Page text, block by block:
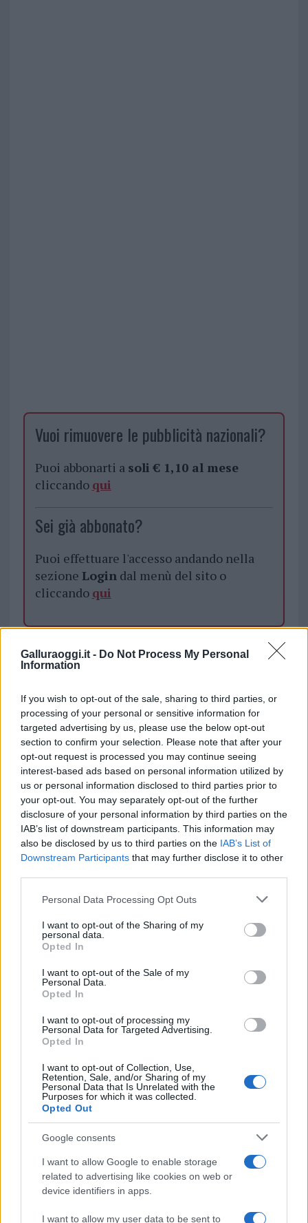
Galluraoggi.it - Do Not Process My Personal
Information
If you wish to opt-out of the sale, sharing to third parties, or
processing of your personal or sensitive information for
targeted advertising by us, please use the below opt-out
section to confirm your selection. Please note that after your
opt-out request is processed you may continue seeing
interest-based ads based on personal information utilized by
us or personal information disclosed to third parties prior to
your opt-out. You may separately opt-out of the further
disclosure of your personal information by third parties on the
IAB’s list of downstream participants. This information may
also be disclosed by us to third parties on the IAB’s List of
Downstream Participants that may further disclose it to other
Please note that this website/app uses one or more Google
not limited to your visit or usage behaviour. You may click to
grant or deny consent to Google and its third-party tags to
use your data for below specified purposes in below Google
consent section.
Personal Data Processing Opt Outs
I want to opt-out of the Sharing of my
personal data.
Opted In
I want to opt-out of the Sale of my
Personal Data.
Opted In
I want to opt-out of processing my
Personal Data for Targeted Advertising.
Opted In
I want to opt-out of Collection, Use,
Retention, Sale, and/or Sharing of my
Personal Data that Is Unrelated with the
Purposes for which it was collected.
Opted Out
Google consents
I want to allow Google to enable storage
related to advertising like cookies on web or
device identifiers in apps.
I want to allow my user data to be sent to
Vuoi rimuovere le pubblicità nazionali?
Puoi abbonarti a soli € 1,10 al mese
cliccando qui
Sei già abbonato?
Puoi effettuare l'accesso andando nella
sezione Logindal menù del sito o
cliccando qui
i tuoi video e le tue foto
Su WhatsApp al numero +39
345 356 7512
Notizie in tempo reale?
Entra nel canale telegram di
GalluraOggi.it
Condividi l'articolo
F
a
ce
b
o
o
k
T
it
te
r
Pi
te
re
st
W
at
s
A
p
S
a
re
Articolo precedente
Prossimo articolo
Michelle Hunziker in Gallura, bella anche dal
vivo: un amico vip svela come fa